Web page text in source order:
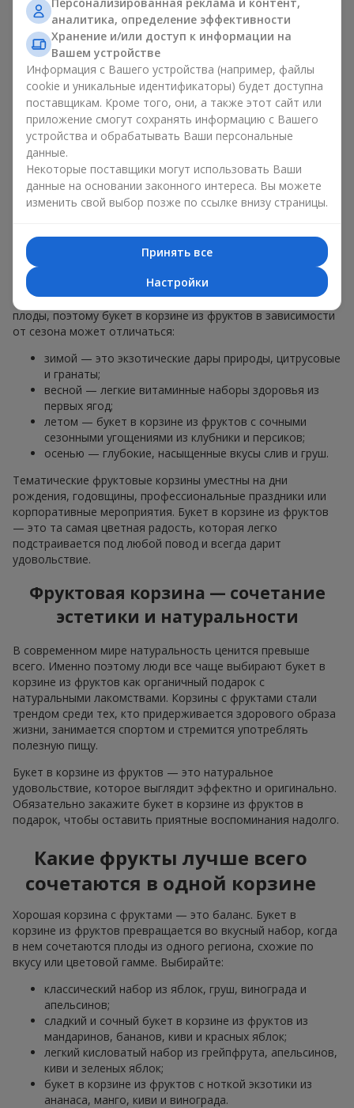
меньше, чем наполнение. Именно праздничное оформление
превращает обычный букет в корзине из фруктов в
гастрономический подарок. В компанииFlowers.uaмы
всегда учитываем пожелания клиента при создании декора.
При формировании композиции используются натуральные
материалы, продуманная упаковка вкуса и, конечно,
декоративные элементы, соответствующие событию.
По желанию клиента корзина с фруктами может быть
оформлена в прозрачной пленке или стильной коробке —
всегда с праздничной подачей, которая выглядит аккуратно
и презентабельно.
Тематические фруктовые
композиции для праздников
и сезонов
Каждое время года имеет свой характер и свои сезонные
плоды, поэтому букет в корзине из фруктов в зависимости
от сезона может отличаться:
зимой — это экзотические дары природы, цитрусовые
и гранаты;
весной — легкие витаминные наборы здоровья из
первых ягод;
летом — букет в корзине из фруктов с сочными
сезонными угощениями из клубники и персиков;
осенью — глубокие, насыщенные вкусы слив и груш.
Тематические фруктовые корзины уместны на дни
рождения, годовщины, профессиональные праздники или
корпоративные мероприятия. Букет в корзине из фруктов
— это та самая цветная радость, которая легко
подстраивается под любой повод и всегда дарит
удовольствие.
Фруктовая корзина — сочетание
эстетики и натуральности
В современном мире натуральность ценится превыше
всего. Именно поэтому люди все чаще выбирают букет в
корзине из фруктов как органичный подарок с
натуральными лакомствами. Корзины с фруктами стали
трендом среди тех, кто придерживается здорового образа
жизни, занимается спортом и стремится употреблять
полезную пищу.
Букет в корзине из фруктов — это натуральное
удовольствие, которое выглядит эффектно и оригинально.
Обязательно закажите букет в корзине из фруктов в
подарок, чтобы оставить приятные воспоминания надолго.
Какие фрукты лучше всего
сочетаются в одной корзине
Хорошая корзина с фруктами — это баланс. Букет в
корзине из фруктов превращается во вкусный набор, когда
в нем сочетаются плоды из одного региона, схожие по
вкусу или цветовой гамме. Выбирайте:
классический набор из яблок, груш, винограда и
апельсинов;
сладкий и сочный букет в корзине из фруктов из
мандаринов, бананов, киви и красных яблок;
легкий кисловатый набор из грейпфрута, апельсинов,
киви и зеленых яблок;
букет в корзине из фруктов с ноткой экзотики из
ананаса, манго, киви и винограда.
аналитика, определение эффективности
Хранение и/или доступ к информации на
Вашем устройстве
Информация с Вашего устройства (например, файлы
cookie и уникальные идентификаторы) будет доступна
поставщикам. Кроме того, они, а также этот сайт или
приложение смогут сохранять информацию с Вашего
устройства и обрабатывать Ваши персональные
данные.
Некоторые поставщики могут использовать Ваши
данные на основании законного интереса. Вы можете
изменить свой выбор позже по ссылке внизу страницы.
Принять все
Настройки